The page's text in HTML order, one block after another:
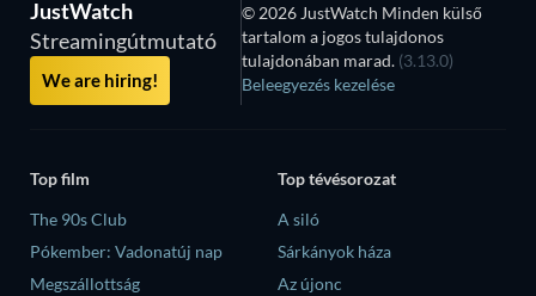
JustWatch
Streamingútmutató
We are hiring!
© 2026 JustWatch Minden külső
tartalom a jogos tulajdonos
tulajdonában marad. (3.13.0)
Beleegyezés kezelése
Top film
The 90s Club
Pókember: Vadonatúj nap
Megszállottság
Top tévésorozat
A siló
Sárkányok háza
Az újonc